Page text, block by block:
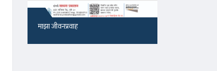
माझा जीवनप्रवाह